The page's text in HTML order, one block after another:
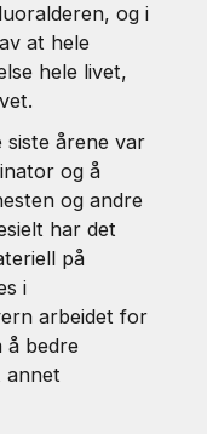
og i
at hele
hele livet,
siste årene var
og å
og andre
har det
på
i
arbeidet for
å bedre
annet